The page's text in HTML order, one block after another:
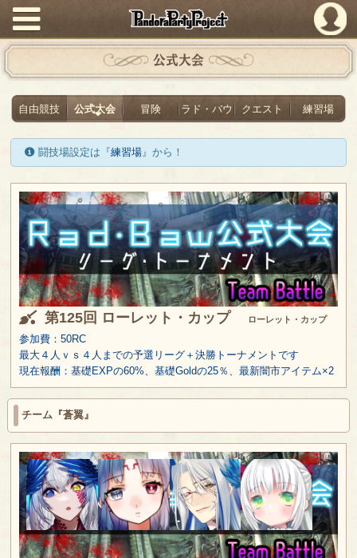
PandoraPartyProject
公式大会
自由競技 公式大会 冒険 ラド・バウ クエスト 練習場
闘技場設定は『練習場』から！
第125回 ローレット・カップ ローレット・カップ
参加費：50RC
最大４人ｖｓ４人までの予選リーグ＋決勝トーナメントです
現在報酬：基礎EXPの60%、基礎Goldの25％、最新闇市アイテム×2
チーム『蒼翼』